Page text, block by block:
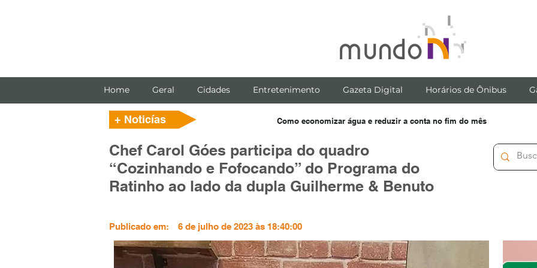
Home Geral Cidades Entretenimento Gazeta Digital Horários de Ônibus
Como economizar água e reduzir a conta no fim do mês
+ Noticías
Chef Carol Góes participa do quadro
“Cozinhando e Fofocando” do Programa do
Ratinho ao lado da dupla Guilherme & Benuto
Publicado em: 6 de julho de 2023 às 18:40:00